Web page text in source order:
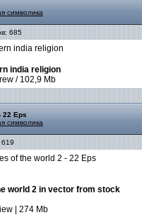
символика
685
india religion
/ 102,9 Mb
22 Eps
символика
world 2 in vector from stock
| 274 Mb